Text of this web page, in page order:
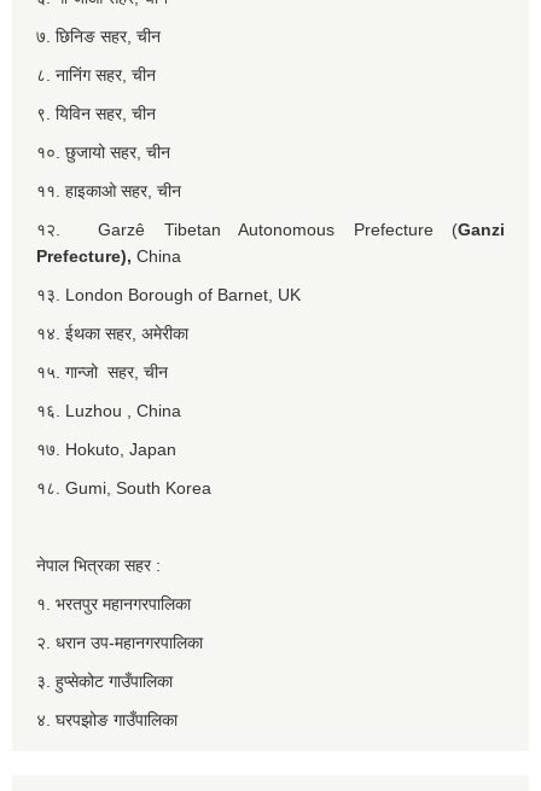
७. छिनिङ सहर, चीन
८. नानिंग सहर, चीन
९. यिविन सहर, चीन
१०. छुजायो सहर, चीन
११. हाइकाओ सहर, चीन
१२. Garzê Tibetan Autonomous Prefecture (Ganzi
Prefecture), China
१३. London Borough of Barnet, UK
१४. ईथका सहर, अमेरीका
१५. गान्जो सहर, चीन
१६. Luzhou , China
१७. Hokuto, Japan
१८. Gumi, South Korea
नेपाल भित्रका सहर :
१. भरतपुर महानगरपालिका
२. धरान उप-महानगरपालिका
३. हुप्सेकोट गाउँपालिका
४. घरपझोङ गाउँपालिका